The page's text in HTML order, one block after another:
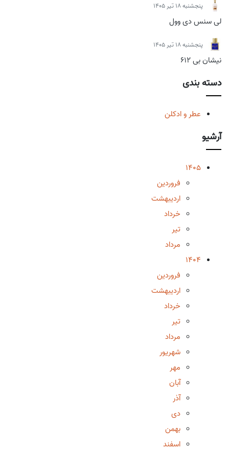
پنجشنبه 18 تیر 1405
لی سنس دی وول
پنجشنبه 18 تیر 1405
نیشان بی 612
دسته بندی
عطر و ادکلن
آرشیو
1405
فروردین
اردیبهشت
خرداد
تیر
مرداد
1404
فروردین
اردیبهشت
خرداد
تیر
مرداد
شهریور
مهر
آبان
آذر
دی
بهمن
اسفند